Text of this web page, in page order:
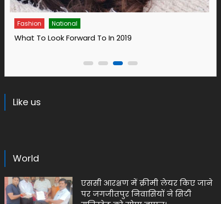
Fashion
14 Ways To Bring Wellness Into Your Life In 2019
Like us
World
एससी आरक्षण में क्रीमी लेयर किए जाने
पर जगजीतपुर निवासियों ने सिटी